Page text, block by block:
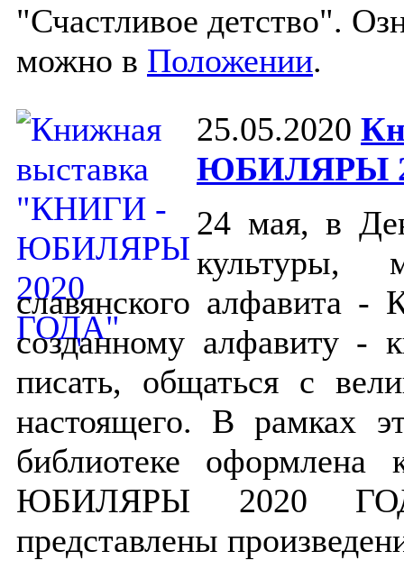
"Счастливое детство".
можно в Положении.
25.05.2020
ЮБИЛЯРЫ
24 мая, в
культуры,
славянского алфавита
созданному алфавиту -
писать, общаться с
настоящего. В рамках
библиотеке
ЮБИЛЯРЫ 2020
представлены